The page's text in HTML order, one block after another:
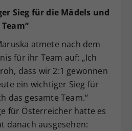
Sieg für die Mädels und
atmete nach dem
für ihr Team auf: „Ich
dass wir 2:1 gewonnen
ein wichtiger Sieg für
das gesamte Team.“
für Österreicher hatte es
danach ausgesehen: